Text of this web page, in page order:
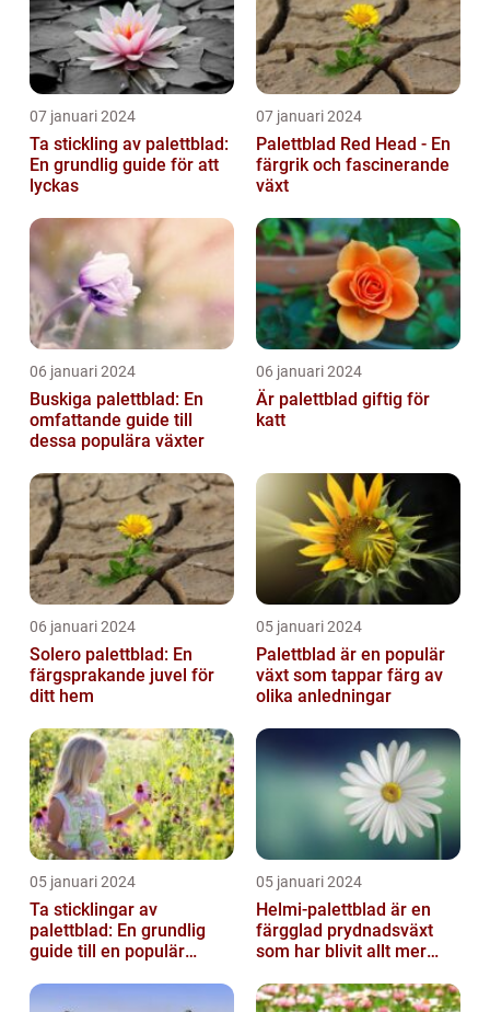
07 januari 2024
Ta stickling av palettblad:
En grundlig guide för att
lyckas
07 januari 2024
Palettblad Red Head - En
färgrik och fascinerande
växt
06 januari 2024
Buskiga palettblad: En
omfattande guide till
dessa populära växter
06 januari 2024
Är palettblad giftig för
katt
06 januari 2024
Solero palettblad: En
färgsprakande juvel för
ditt hem
05 januari 2024
Palettblad är en populär
växt som tappar färg av
olika anledningar
05 januari 2024
Ta sticklingar av
palettblad: En grundlig
guide till en populär
05 januari 2024
Helmi-palettblad är en
färgglad prydnadsväxt
som har blivit allt mer
trädgårdsentusias...